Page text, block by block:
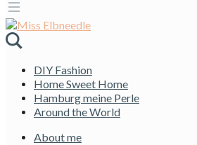
DIY Fashion
Home Sweet Home
Hamburg meine Perle
Around the World
About me